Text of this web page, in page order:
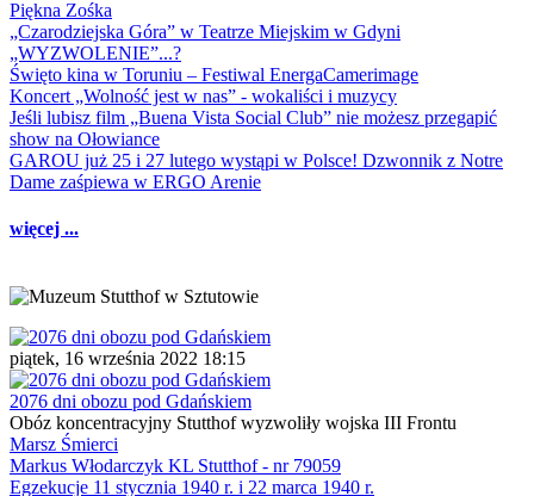
Piękna Zośka
„Czarodziejska Góra” w Teatrze Miejskim w Gdyni
„WYZWOLENIE”...?
Święto kina w Toruniu – Festiwal EnergaCamerimage
Koncert „Wolność jest w nas” - wokaliści i muzycy
Jeśli lubisz film „Buena Vista Social Club” nie możesz przegapić
show na Ołowiance
GAROU już 25 i 27 lutego wystąpi w Polsce! Dzwonnik z Notre
Dame zaśpiewa w ERGO Arenie
więcej ...
piątek, 16 września 2022 18:15
2076 dni obozu pod Gdańskiem
Obóz koncentracyjny Stutthof wyzwoliły wojska III Frontu
Marsz Śmierci
Markus Włodarczyk KL Stutthof - nr 79059
Egzekucje 11 stycznia 1940 r. i 22 marca 1940 r.